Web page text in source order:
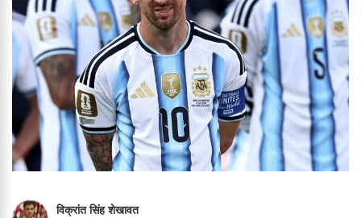
विक्रांत सिंह शेखावत